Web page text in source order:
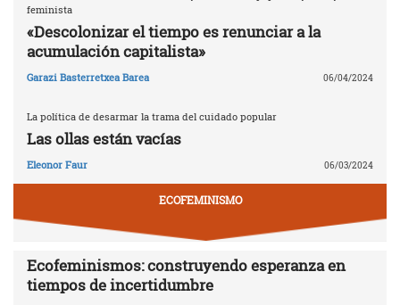
feminista
«Descolonizar el tiempo es renunciar a la
acumulación capitalista»
Garazi Basterretxea Barea 06/04/2024
La política de desarmar la trama del cuidado popular
Las ollas están vacías
Eleonor Faur 06/03/2024
ECOFEMINISMO
Ecofeminismos: construyendo esperanza en
tiempos de incertidumbre